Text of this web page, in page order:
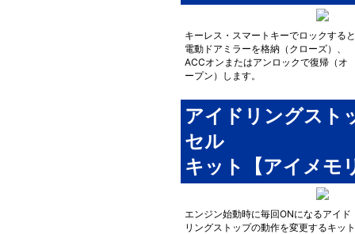
キーレス・スマートキーでロックすると
電動ドアミラーを格納（クローズ）、
ACCオンまたはアンロックで復帰（オ
ープン）します。
アイドリングスト
セル
キット【アイメモ
エンジン始動時に毎回ONになるアイド
リングストップの動作を変更するキット